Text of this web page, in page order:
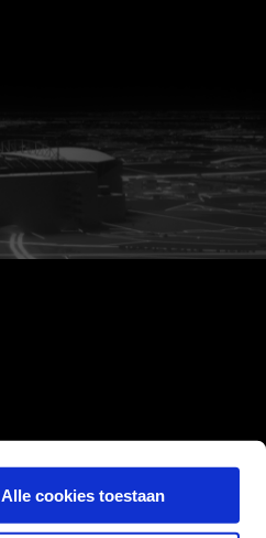
Alle cookies toestaan